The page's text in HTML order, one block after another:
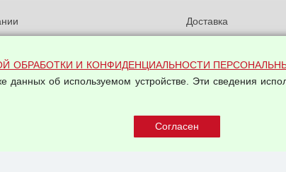
Доставка
Оплата и возвраты
Арендодателям
ОБРАБОТКИ И КОНФИДЕНЦИАЛЬНОСТИ
об используемом устройстве. Эти сведения